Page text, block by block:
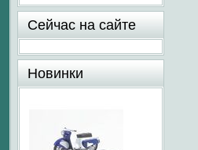
Сейчас на сайте
Новинки